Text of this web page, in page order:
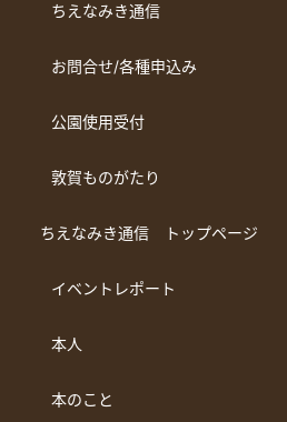
ちえなみき通信
お問合せ/各種申込み
公園使用受付
敦賀ものがたり
ちえなみき通信 トップページ
イベントレポート
本人
本のこと